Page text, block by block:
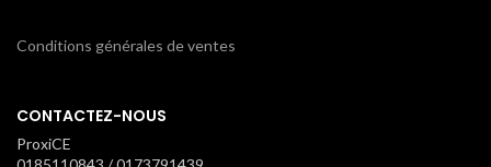
Conditions générales de ventes
CONTACTEZ-NOUS
ProxiCE